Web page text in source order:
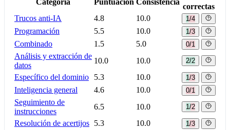
correctas
Trucos anti-IA
4.8 10.0 1/4
Programación 5.5 10.0 1/3
Combinado 1.5 5.0 0/1
Análisis y extracción de
datos
10.0 10.0 2/2
Específico del dominio 5.3 10.0 1/3
Inteligencia general 4.6 10.0 0/1
Seguimiento de
instrucciones
6.5 10.0 1/2
Resolución de acertijos 5.3 10.0 1/3